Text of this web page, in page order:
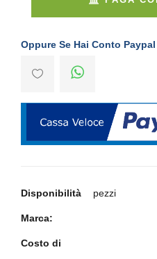
Oppure Se Hai Conto
Disponibilità pezzi
Marca:
Costo di